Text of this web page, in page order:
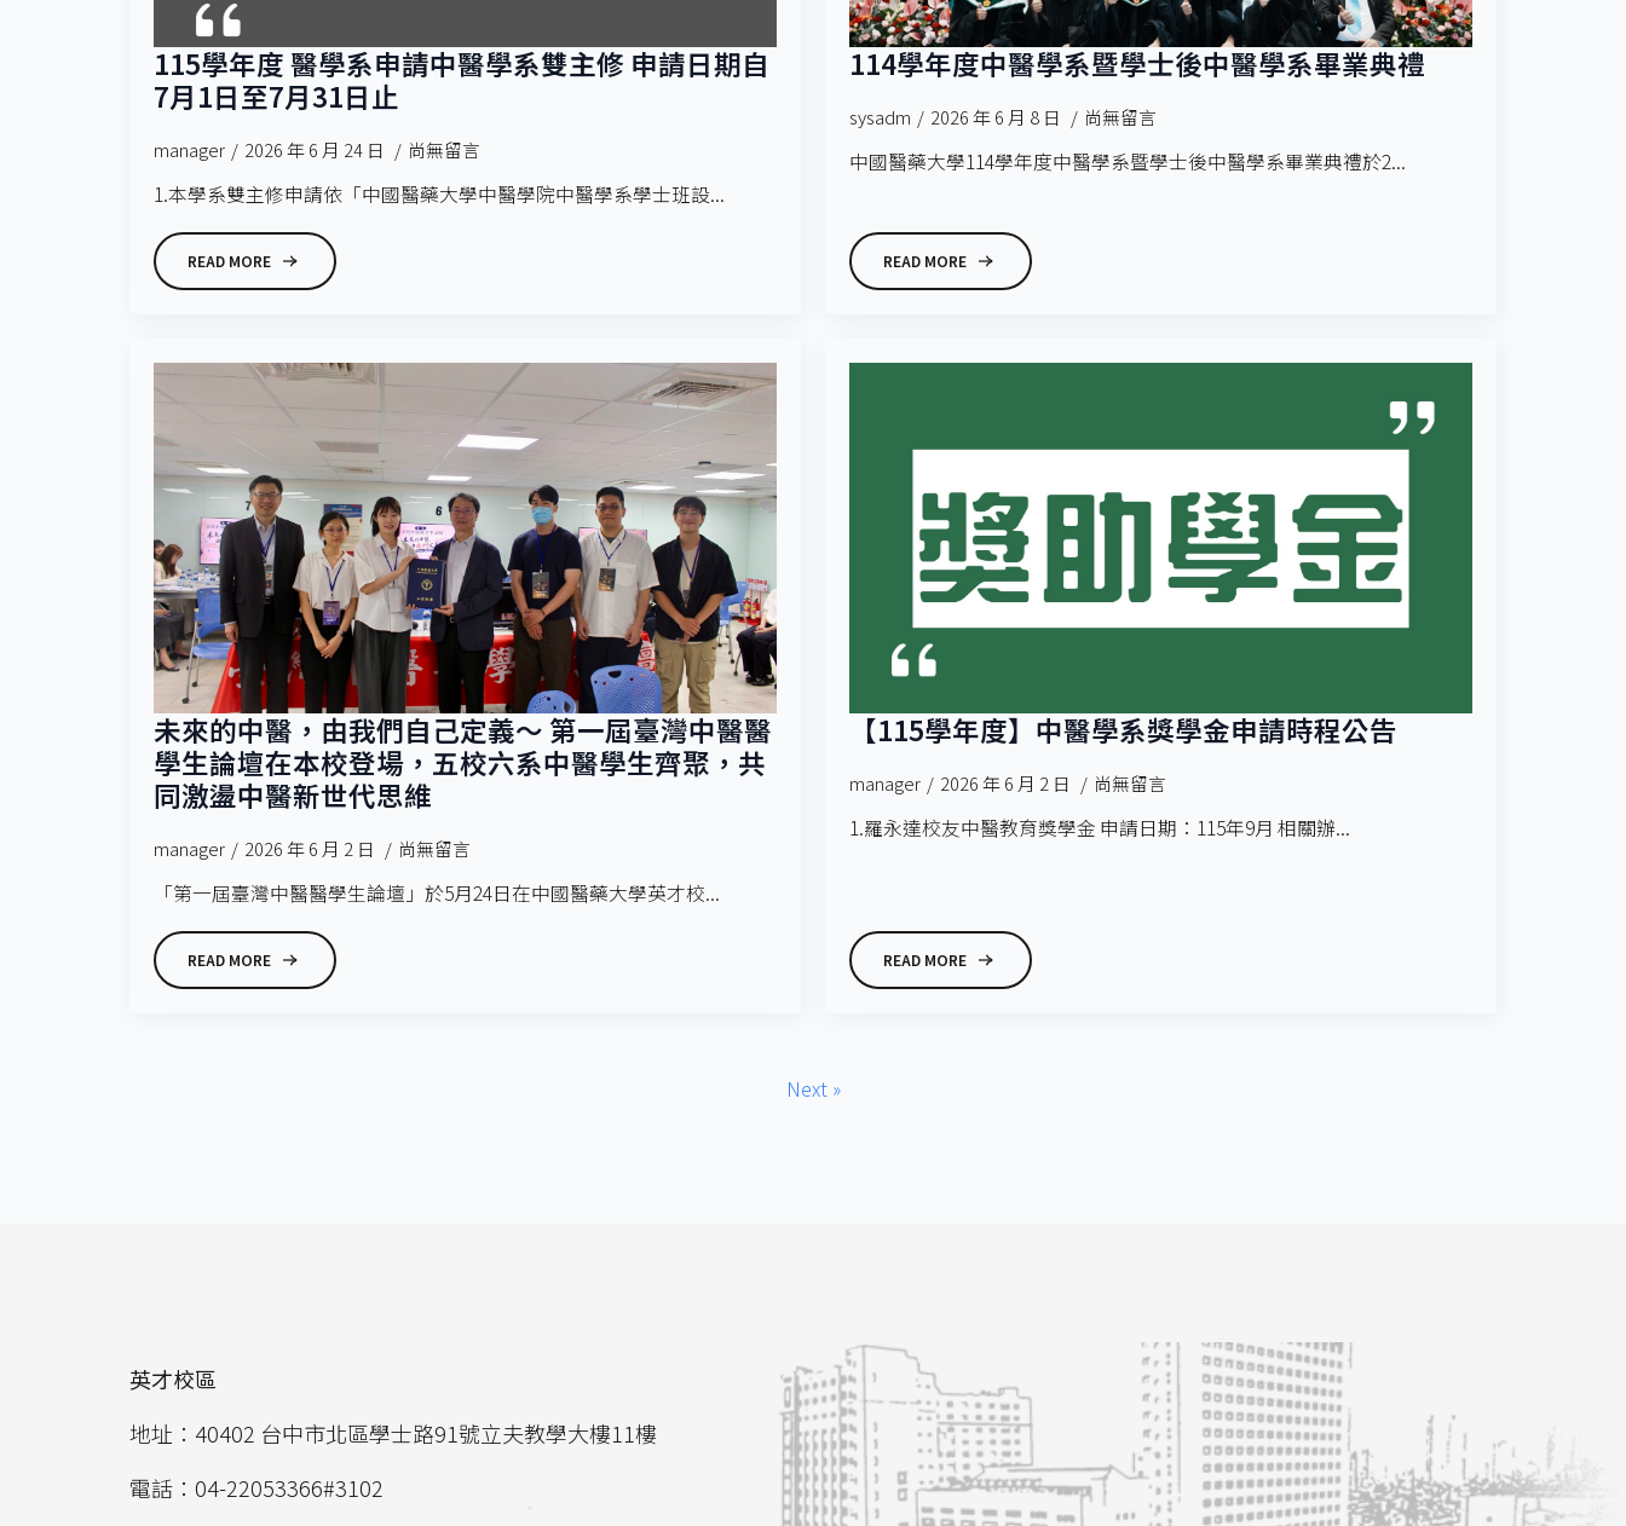
115學年度 醫學系申請中醫學系雙主修 申請日期自
7月1日至7月31日止
manager 2026 年 6 月 24 日 尚無留言
1.本學系雙主修申請依「中國醫藥大學中醫學院中醫學系學士班設...
READ MORE
114學年度中醫學系暨學士後中醫學系畢業典禮
sysadm 2026 年 6 月 8 日 尚無留言
中國醫藥大學114學年度中醫學系暨學士後中醫學系畢業典禮於2...
READ MORE
未來的中醫，由我們自己定義～ 第一屆臺灣中醫醫
學生論壇在本校登場，五校六系中醫學生齊聚，共
同激盪中醫新世代思維
manager 2026 年 6 月 2 日 尚無留言
「第一屆臺灣中醫醫學生論壇」於5月24日在中國醫藥大學英才校...
READ MORE
【115學年度】中醫學系獎學金申請時程公告
manager 2026 年 6 月 2 日 尚無留言
1.羅永達校友中醫教育獎學金 申請日期：115年9月 相關辦...
READ MORE
Next »
英才校區
地址：40402 台中市北區學士路91號立夫教學大樓11樓
電話：04-22053366#3102